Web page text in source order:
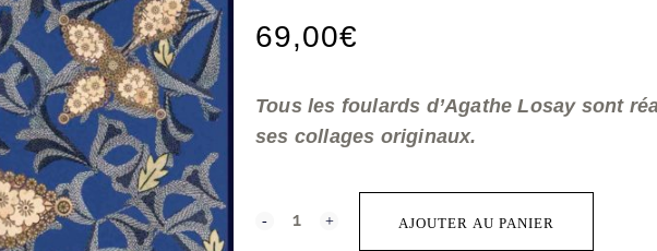
69,00€
Tous les foulards d’Agathe Losay sont
ses collages originaux.
Carré
AJOUTER AU PANIER